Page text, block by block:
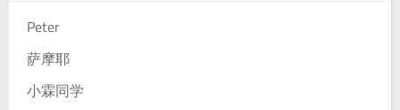
Peter
萨摩耶
小霖同学